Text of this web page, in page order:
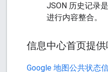
JSON 历史记录
进行内容整合。
信息中心首页提
Google 地图公共状态